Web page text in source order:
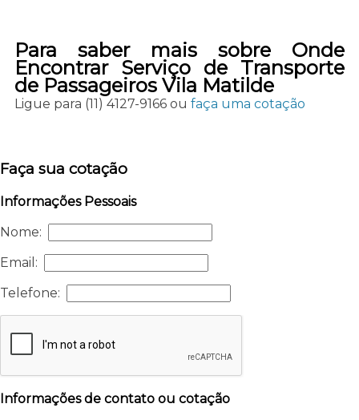
Para saber mais sobre Onde
Encontrar Serviço de Transporte
de Passageiros Vila Matilde
Ligue para (11) 4127-9166ou faça uma cotação
Faça sua cotação
Informações Pessoais
Nome:
Email:
Telefone:
Informações de contato ou cotação